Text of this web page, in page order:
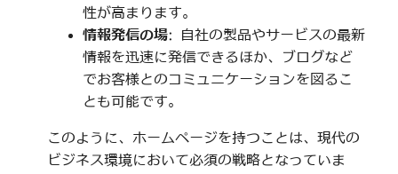
性が高まります。
情報発信の場: 自社の製品やサービスの最新
情報を迅速に発信できるほか、ブログなど
でお客様とのコミュニケーションを図るこ
とも可能です。
このように、ホームページを持つことは、現代の
ビジネス環境において必須の戦略となっていま